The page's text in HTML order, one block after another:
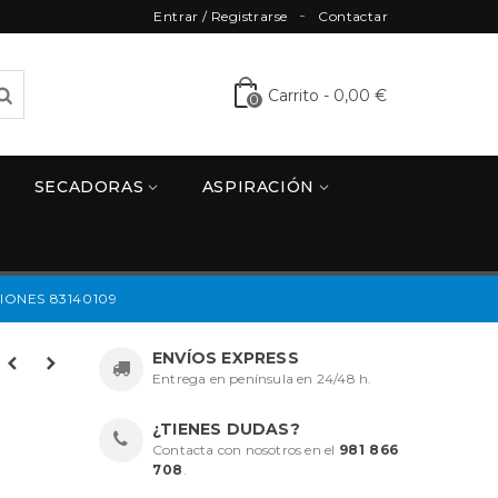
Contactar
Entrar / Registrarse
0 Carrito - 0,00 €
SECADORAS ASPIRACIÓN
83140109
ENVÍOS EXPRESS
Entrega en península en 24/48 h.
¿TIENES DUDAS?
Contacta con nosotros en el 981 866
708 .